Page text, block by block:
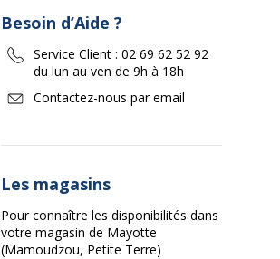
Besoin d’Aide ?
Service Client : 02 69 62 52 92
du lun au ven de 9h à 18h
Contactez-nous par email
Les magasins
Pour connaître les disponibilités dans
votre magasin de Mayotte
(Mamoudzou, Petite Terre)